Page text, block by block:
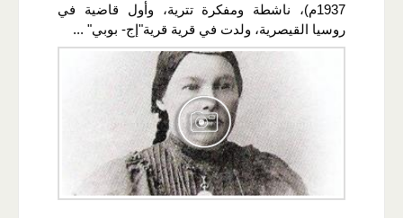
1937م)، ناشطة ومفكرة تترية، وأول قاضية في
روسيا القيصرية، ولدت في قرية قرية"إج- بوبي" ...